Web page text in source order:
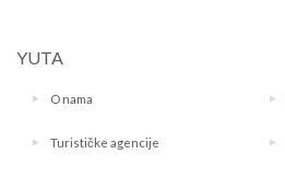
YUTA
O nama
Turističke agencije